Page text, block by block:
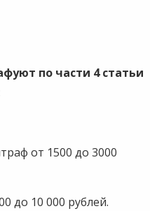
по части 4 статьи
от 1500 до 3000
до 10 000 рублей.